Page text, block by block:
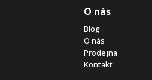
O nás
Blog
O nás
Prodejna
Kontakt